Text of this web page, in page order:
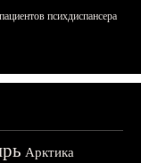
психдиспансера
Арктика